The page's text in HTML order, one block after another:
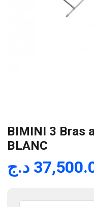
BIMINI 3 Bras
BLANC
د.ج